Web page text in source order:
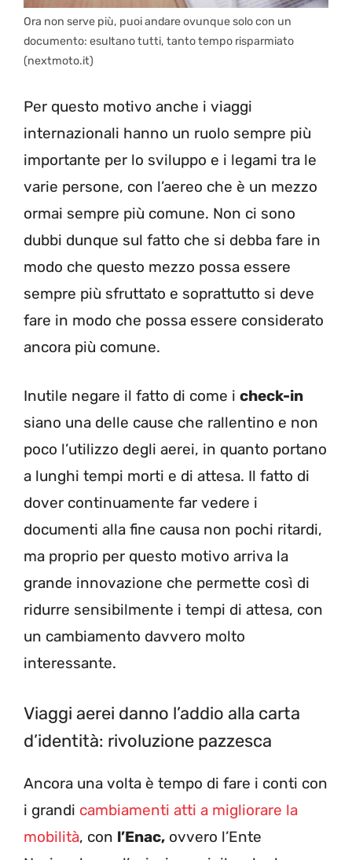
Ora non serve più, puoi andare ovunque solo con un
documento: esultano tutti, tanto tempo risparmiato
(nextmoto.it)
Per questo motivo anche i viaggi
internazionali hanno un ruolo sempre più
importante per lo sviluppo e i legami tra le
varie persone, con l’aereo che è un mezzo
ormai sempre più comune. Non ci sono
dubbi dunque sul fatto che si debba fare in
modo che questo mezzo possa essere
sempre più sfruttato e soprattutto si deve
fare in modo che possa essere considerato
ancora più comune.
Inutile negare il fatto di come i check-in
siano una delle cause che rallentino e non
poco l’utilizzo degli aerei, in quanto portano
a lunghi tempi morti e di attesa. Il fatto di
dover continuamente far vedere i
documenti alla fine causa non pochi ritardi,
ma proprio per questo motivo arriva la
grande innovazione che permette così di
ridurre sensibilmente i tempi di attesa, con
un cambiamento davvero molto
interessante.
Viaggi aerei danno l’addio alla carta
d’identità: rivoluzione pazzesca
Ancora una volta è tempo di fare i conti con
i grandi cambiamenti atti a migliorare la
mobilità, con l’Enac, ovvero l’Ente